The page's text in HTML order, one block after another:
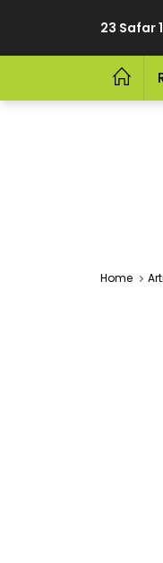
23 Safar
Home